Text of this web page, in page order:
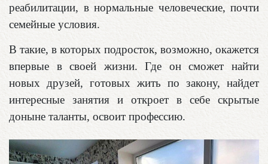
реабилитации, в нормальные человеческие, почти
семейные условия.
​​​​​​​В такие, в которых подросток, возможно, окажется
впервые в своей жизни. Где он сможет найти
новых друзей, готовых жить по закону, найдет
интересные занятия и откроет в себе скрытые
доныне таланты, освоит профессию.